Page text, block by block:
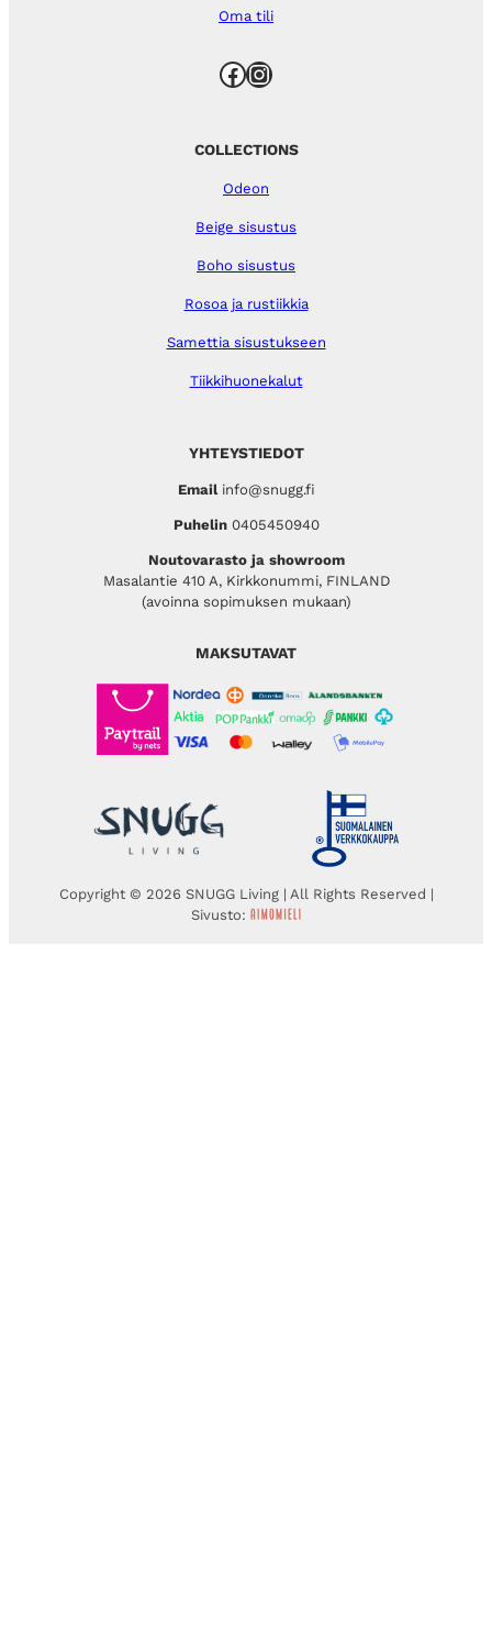
Oma tili
Facebook Instagram
YHTEYSTIEDOT
Emailinfo@snugg.fi
Puhelin 0405450940
Noutovarasto ja showroom
Masalantie 410 A, Kirkkonummi, FINLAND
(avoinna sopimuksen mukaan)
COLLECTIONS
Odeon
Beige sisustus
Boho sisustus
Rosoa ja rustiikkia
Samettia sisustukseen
Tiikkihuonekalut
MAKSUTAVAT
Copyright © 2026 SNUGG Living | All Rights Reserved |
Sivusto: